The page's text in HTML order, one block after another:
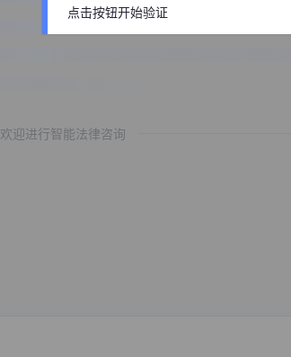
欢迎进行智能法律咨询
点击按钮开始验证